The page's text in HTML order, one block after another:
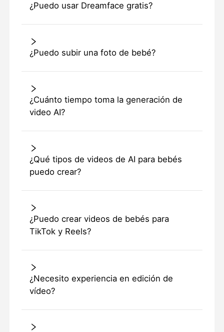
¿Puedo usar Dreamface gratis?
¿Puedo subir una foto de bebé?
¿Cuánto tiempo toma la generación de
video AI?
¿Qué tipos de videos de AI para bebés
puedo crear?
¿Puedo crear videos de bebés para
TikTok y Reels?
¿Necesito experiencia en edición de
vídeo?